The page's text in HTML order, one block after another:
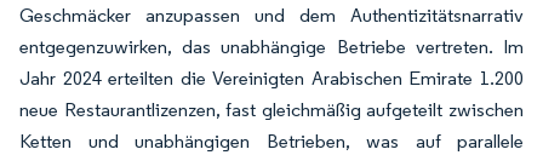
Geschmäcker anzupassen und dem Authentizitätsnarrativ
entgegenzuwirken, das unabhängige Betriebe vertreten. Im
Jahr 2024 erteilten die Vereinigten Arabischen Emirate 1.200
neue Restaurantlizenzen, fast gleichmäßig aufgeteilt zwischen
Ketten und unabhängigen Betrieben, was auf parallele